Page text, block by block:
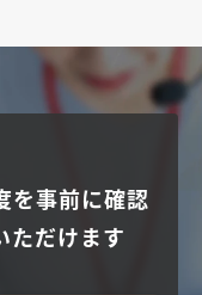
を事前に確認
ただけます